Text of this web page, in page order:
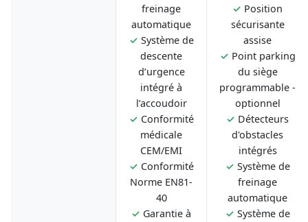
freinage
automatique
✓ Système de
descente
d’urgence
intégré à
l’accoudoir
✓ Conformité
médicale
CEM/EMI
✓ Conformité
Norme EN81-
40
✓ Garantie à
✓ Position
sécurisante
assise
✓ Point parking
du siège
programmable -
optionnel
✓ Détecteurs
d'obstacles
intégrés
✓ Système de
freinage
automatique
✓ Système de